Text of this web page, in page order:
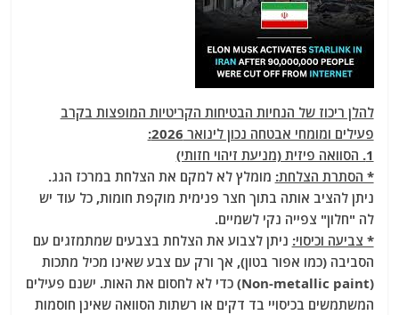
להלן ריכוז של הנחיות הבטיחות הקריטיות המופצות בקרב
פעילים ומומחי אבטחה נכון לינואר 2026:
1. הסוואה פיזית (מניעת זיהוי חזותי)
* הסתרת הצלחת: מומלץ לא למקם את הצלחת במרכז הגג.
ניתן להציב אותה בתוך חצר פנימית מוקפת חומות, כל עוד יש
לה "חלון" צפייה נקי לשמיים.
* צביעה וכיסוי: ניתן לצבוע את הצלחת בצבעים שמתמזגים עם
הסביבה (כמו אפור בטון), אך ורק עם צבע שאינו מכיל מתכות
(Non-metallic paint) כדי לא לחסום את האות. ישנם פעילים
המשתמשים בכיסויי בד דקים או רשתות הסוואה שאינן חוסמות